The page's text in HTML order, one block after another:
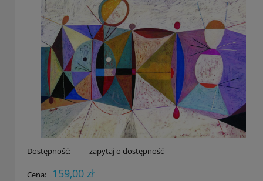
Dostępność: zapytaj o dostępność
Cena: 159,00 zł